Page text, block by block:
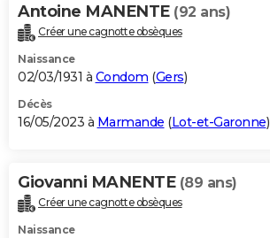
Antoine MANENTE (92 ans)
Créer une cagnotte obsèques
Naissance
02/03/1931 à Condom (Gers)
Décès
16/05/2023 à Marmande (Lot-et-Garonne)
Giovanni MANENTE (89 ans)
Créer une cagnotte obsèques
Naissance